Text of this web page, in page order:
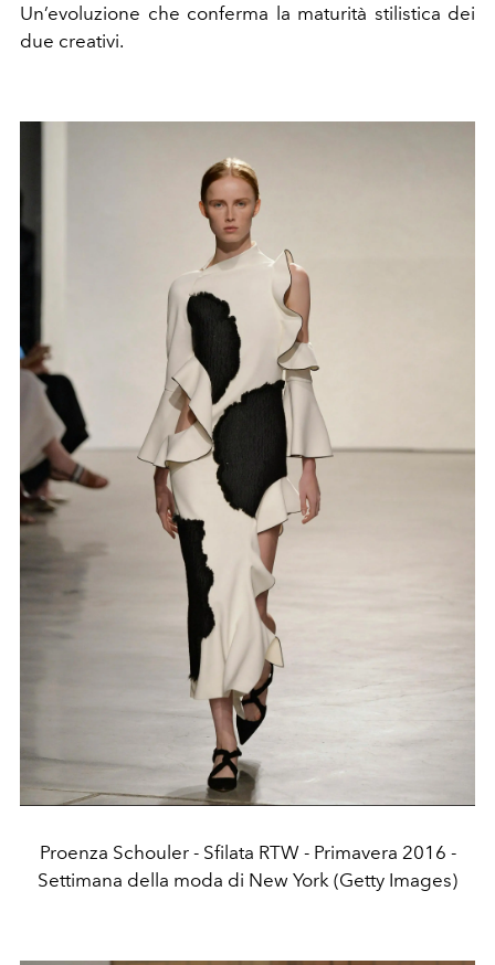
Un’evoluzione che conferma la maturità stilistica dei
due creativi.
Proenza Schouler - Sfilata RTW - Primavera 2016 -
Settimana della moda di New York (Getty Images)